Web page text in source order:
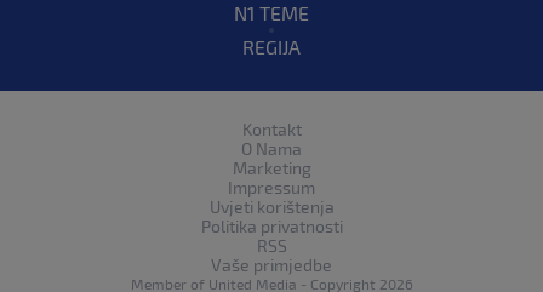
N1 TEME
REGIJA
Kontakt
O Nama
Marketing
Impressum
Uvjeti korištenja
Politika privatnosti
RSS
Vaše primjedbe
Member of United Media - Copyright 2026